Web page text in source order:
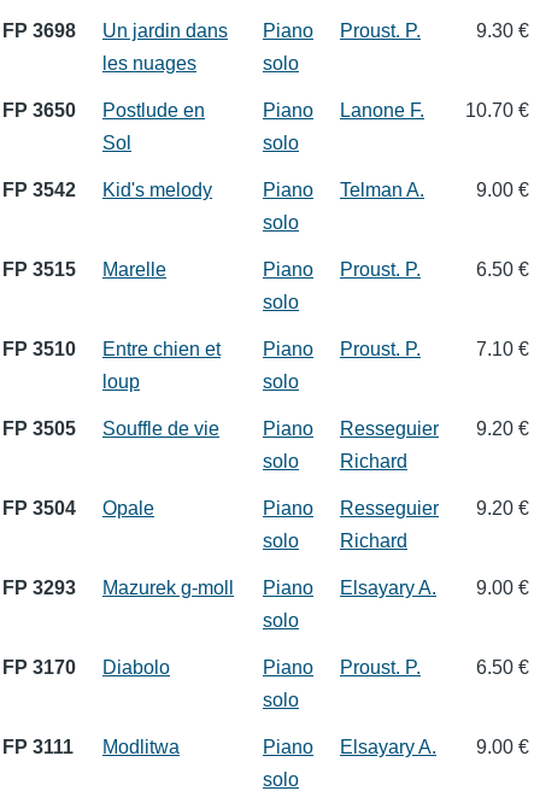
FP 3698
Un jardin dans
les nuages
Piano
solo
Proust. P. 9.30 €
FP 3650
Postlude en
Sol
Piano
solo
Lanone F. 10.70 €
FP 3542 Kid's melody
Piano
solo
Telman A. 9.00 €
FP 3515 Marelle
Piano
solo
Proust. P. 6.50 €
FP 3510
Entre chien et
loup
Piano
solo
Proust. P. 7.10 €
FP 3505 Souffle de vie
Piano
solo
Resseguier
Richard
9.20 €
FP 3504 Opale
Piano
solo
Resseguier
Richard
9.20 €
FP 3293 Mazurek g-moll
Piano
solo
Elsayary A. 9.00 €
FP 3170 Diabolo
Piano
solo
Proust. P. 6.50 €
FP 3111 Modlitwa
Piano
solo
Elsayary A. 9.00 €